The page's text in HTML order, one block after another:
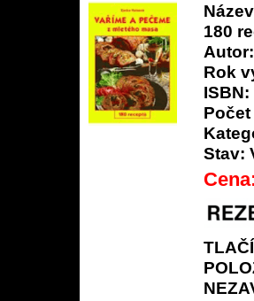
180
Autor:
Rok
ISBN:
Stav: